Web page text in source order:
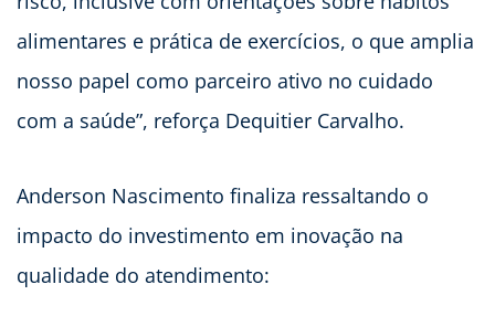
alimentares e prática de exercícios, o que amplia
nosso papel como parceiro ativo no cuidado
com a saúde”, reforça Dequitier Carvalho.
Anderson Nascimento finaliza ressaltando o
impacto do investimento em inovação na
qualidade do atendimento: